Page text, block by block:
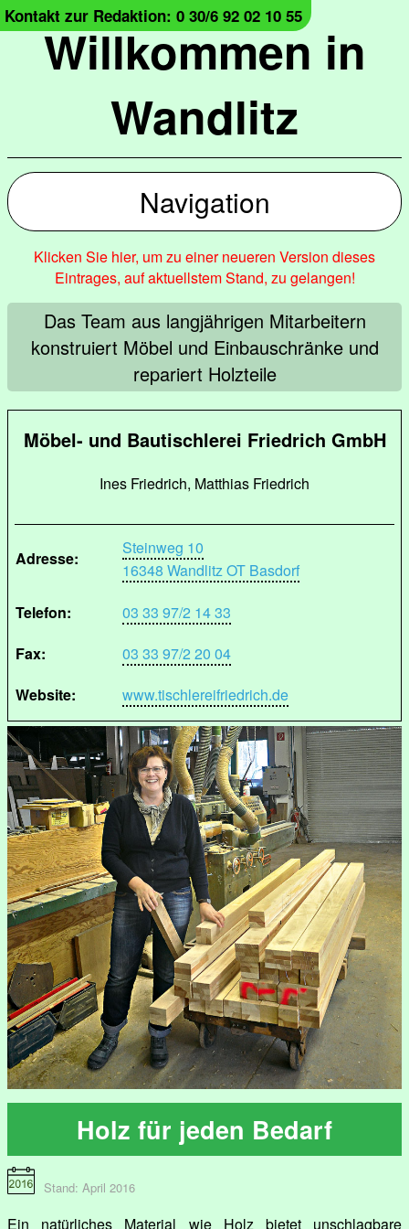
Willkommen in
Wandlitz
Kontakt zur Redaktion: 0 30/6 92 02 10 55
Navigation
Klicken Sie hier, um zu einer neueren Version dieses
Eintrages, auf aktuellstem Stand, zu gelangen!
Das Team aus langjährigen Mitarbeitern
konstruiert Möbel und Einbauschränke und
repariert Holzteile
Möbel- und Bautischlerei Friedrich GmbH
Ines Friedrich, Matthias Friedrich
Adresse:
Steinweg 10
16348 Wandlitz OT Basdorf
Telefon:
03 33 97/2 14 33
Fax:
03 33 97/2 20 04
Website:
www.tischlereifriedrich.de
Holz für jeden Bedarf
Stand: April 2016
Ein natürliches Material wie Holz bietet unschlagbare